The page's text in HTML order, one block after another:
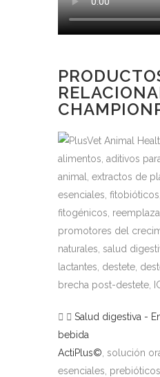
Salud digestiva -
bebida
ActiPlus© , solución
esenciales,